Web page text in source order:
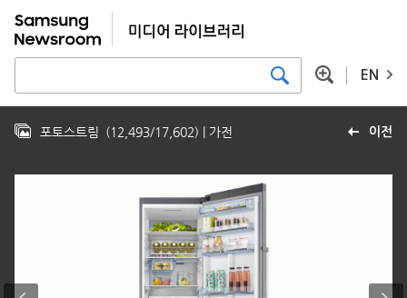
EN
이전
포토스트림 (12,493/17,602) | 가전